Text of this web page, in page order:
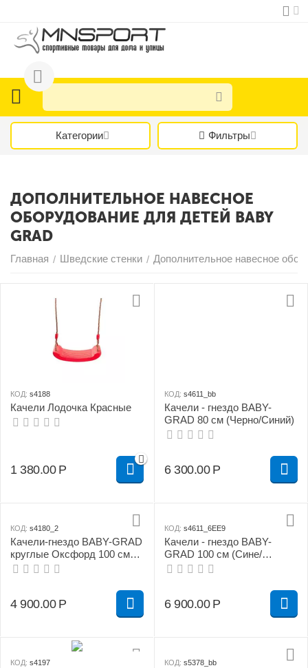
Категории Фильтры
ДОПОЛНИТЕЛЬНОЕ НАВЕСНОЕ
ОБОРУДОВАНИЕ ДЛЯ ДЕТЕЙ BABY
GRAD
Главная / Шведские стенки / Дополнительное навесное
КОД: s4188
Качели Лодочка Красные
1 380.00 Р
КОД: s4611_bb
Качели - гнездо BABY-
GRAD 80 см (Черно/Синий)
6 300.00 Р
КОД: s4180_2
Качели-гнездо BABY-GRAD
круглые Оксфорд 100 см
синие
4 900.00 Р
КОД: s4611_6EE9
Качели - гнездо BABY-
GRAD 100 см (Сине/
желтый)
6 900.00 Р
КОД: s4197 КОД: s5378_bb